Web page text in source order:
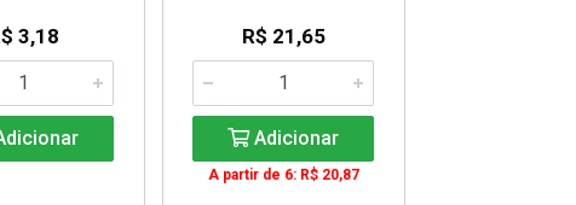
3,18 R$ 21,65
Adicionar
A partir de 6: R$ 20,87